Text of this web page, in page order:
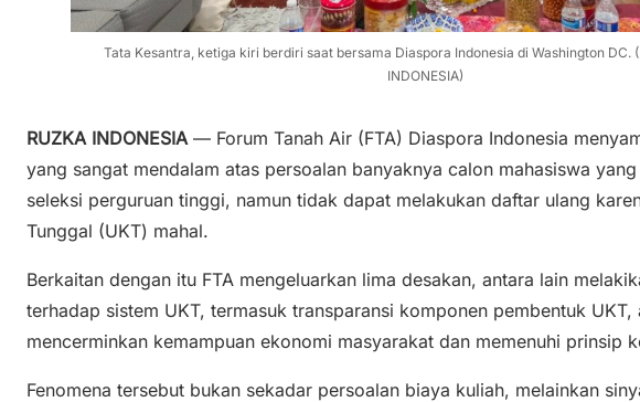
Tata Kesantra, ketiga kiri berdiri saat bersama Diaspora Indonesia di Washington DC.
INDONESIA)
RUZKA INDONESIA — Forum Tanah Air (FTA) Diaspora Indonesia
yang sangat mendalam atas persoalan banyaknya calon mahasiswa
seleksi perguruan tinggi, namun tidak dapat melakukan daftar ulang
Tunggal (UKT) mahal.
Berkaitan dengan itu FTA mengeluarkan lima desakan, antara lain
terhadap sistem UKT, termasuk transparansi komponen pembentuk
mencerminkan kemampuan ekonomi masyarakat dan memenuhi prinsip
Fenomena tersebut bukan sekadar persoalan biaya kuliah, melainkan